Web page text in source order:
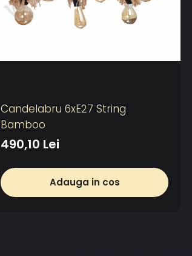
Candelabru 6xE27 String
Bamboo
490,10 Lei
Adauga in cos